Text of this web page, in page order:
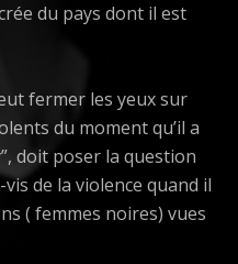
du pays dont il est
fermer les yeux sur
du moment qu’il a
doit poser la question
de la violence quand il
( femmes noires) vues